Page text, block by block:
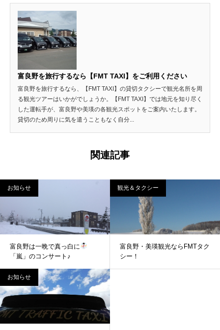
富良野を旅行するなら【FMT TAXI】をご利用ください
富良野を旅行するなら、【FMT TAXI】の貸切タクシーで観光名所を周
る観光ツアーはいかがでしょうか。【FMT TAXI】では地元を知り尽く
した運転手が、富良野や美瑛の各観光スポットをご案内いたします。
貸切のため周りに気を遣うこともなく自分...
関連記事
お知らせ
富良野は一晩で真っ白に
「嵐」のコンサート♪
観光＆タクシー
富良野・美瑛観光ならFMTタク
シー！
お知らせ